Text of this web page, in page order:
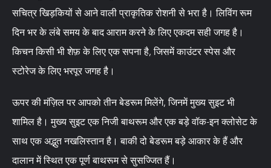
सचित्र खिड़कियों से आने वाली प्राकृतिक रोशनी से भरा है। लिविंग रूम
दिन भर के लंबे समय के बाद आराम करने के लिए एकदम सही जगह है।
किचन किसी भी शेफ़ के लिए एक सपना है, जिसमें काउंटर स्पेस और
स्टोरेज के लिए भरपूर जगह है।
ऊपर की मंज़िल पर आपको तीन बेडरूम मिलेंगे, जिनमें मुख्य सुइट भी
शामिल है। मुख्य सुइट एक निजी बाथरूम और एक बड़े वॉक-इन क्लोसेट के
साथ एक अद्भुत नखलिस्तान है। बाकी दो बेडरूम बड़े आकार के हैं और
दालान में स्थित एक पूर्ण बाथरूम से सुसज्जित हैं।